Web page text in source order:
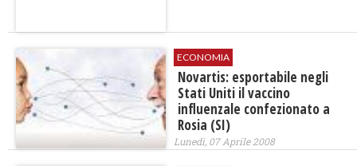
ECONOMIA
Novartis: esportabile negli
Stati Uniti il vaccino
influenzale confezionato a
Rosia (SI)
Lunedì, 07 Aprile 2008